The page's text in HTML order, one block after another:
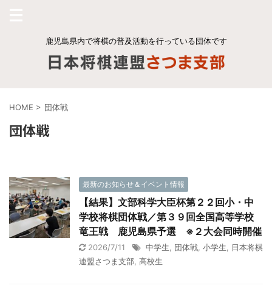
鹿児島県内で将棋の普及活動を行っている団体です
HOME > 団体戦
団体戦
最新のお知らせ＆イベント情報
【結果】文部科学大臣杯第２２回小・中
学校将棋団体戦／第３９回全国高等学校
竜王戦 鹿児島県予選 ※２大会同時開催
2026/7/11 中学生 団体戦 小学生
日本将棋
連盟さつま支部 高校生